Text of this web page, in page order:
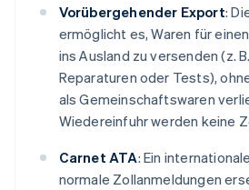
Vorübergehender Export:
ermöglicht es, Waren für
ins Ausland zu versenden (z.
Reparaturen oder Tests),
als Gemeinschaftswaren
Wiedereinfuhr werden keine
Carnet ATA: Ein
normale Zollanmeldungen